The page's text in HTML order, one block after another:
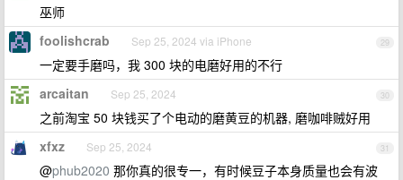
巫师
29
foolishcrab Sep 25, 2024 via iPhone
一定要手磨吗，我 300 块的电磨好用的不行
30
arcaitan Sep 25, 2024
之前淘宝 50 块钱买了个电动的磨黄豆的机器, 磨咖啡贼好用
31
xfxz Sep 25, 2024
@phub2020 那你真的很专一，有时候豆子本身质量也会有波